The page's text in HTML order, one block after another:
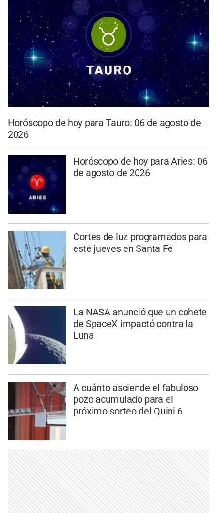
Horóscopo de hoy para Tauro: 06 de agosto de
2026
Horóscopo de hoy para Aries: 06
de agosto de 2026
Cortes de luz programados para
este jueves en Santa Fe
La NASA anunció que un cohete
de SpaceX impactó contra la
Luna
A cuánto asciende el fabuloso
pozo acumulado para el
próximo sorteo del Quini 6